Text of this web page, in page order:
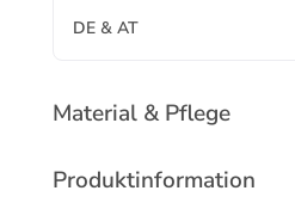
DE & AT
Material & Pflege
Produktinformation